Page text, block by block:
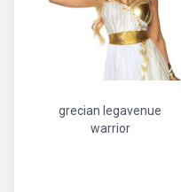
grecian legavenue
warrior